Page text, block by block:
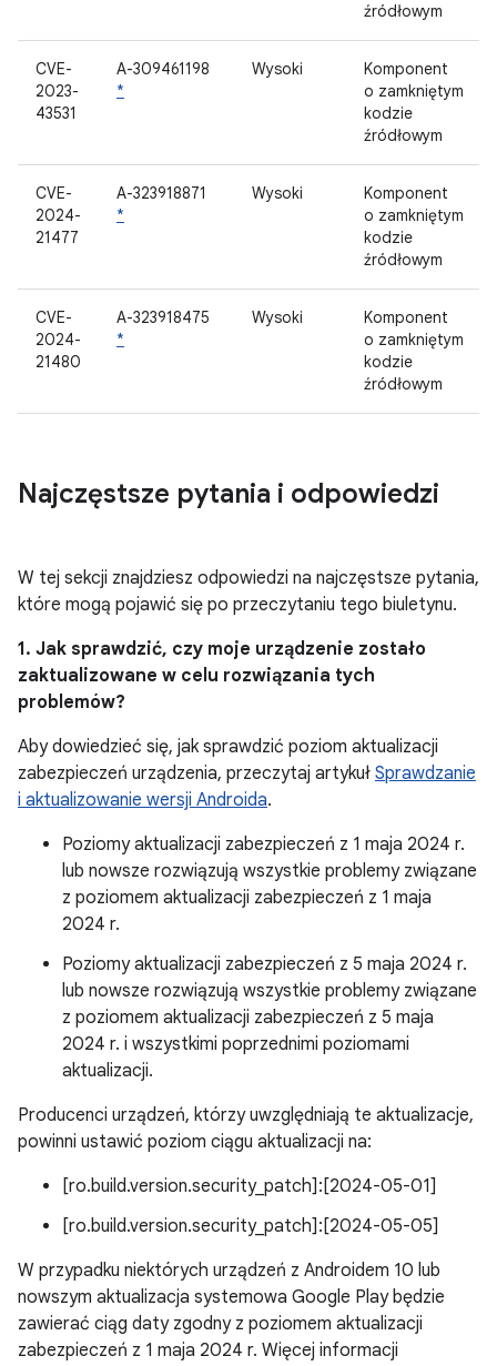
źródłowym
CVE-
2023-
43531
A-309461198
*
Wysoki
Komponent
o zamkniętym
kodzie
źródłowym
CVE-
2024-
21477
A-323918871
*
Wysoki
Komponent
o zamkniętym
kodzie
źródłowym
CVE-
2024-
21480
A-323918475
*
Wysoki
Komponent
o zamkniętym
kodzie
źródłowym
Najczęstsze pytania i odpowiedzi
W tej sekcji znajdziesz odpowiedzi na najczęstsze pytania,
które mogą pojawić się po przeczytaniu tego biuletynu.
1. Jak sprawdzić, czy moje urządzenie zostało
zaktualizowane w celu rozwiązania tych
problemów?
Aby dowiedzieć się, jak sprawdzić poziom aktualizacji
zabezpieczeń urządzenia, przeczytaj artykuł Sprawdzanie
i aktualizowanie wersji Androida.
Poziomy aktualizacji zabezpieczeń z 1 maja 2024 r.
lub nowsze rozwiązują wszystkie problemy związane
z poziomem aktualizacji zabezpieczeń z 1 maja
2024 r.
Poziomy aktualizacji zabezpieczeń z 5 maja 2024 r.
lub nowsze rozwiązują wszystkie problemy związane
z poziomem aktualizacji zabezpieczeń z 5 maja
2024 r. i wszystkimi poprzednimi poziomami
aktualizacji.
Producenci urządzeń, którzy uwzględniają te aktualizacje,
powinni ustawić poziom ciągu aktualizacji na:
[ro.build.version.security_patch]:[2024-05-01]
[ro.build.version.security_patch]:[2024-05-05]
W przypadku niektórych urządzeń z Androidem 10 lub
nowszym aktualizacja systemowa Google Play będzie
zawierać ciąg daty zgodny z poziomem aktualizacji
zabezpieczeń z 1 maja 2024 r. Więcej informacji